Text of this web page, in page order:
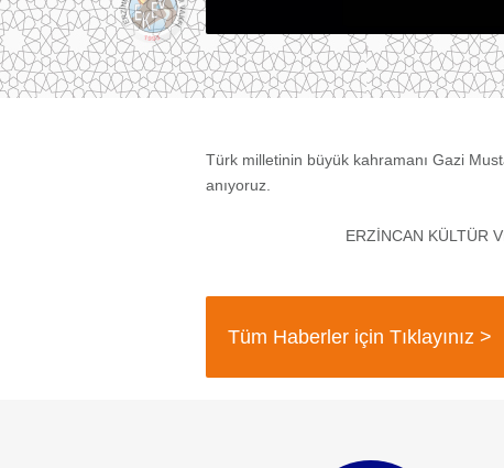
Türk milletinin büyük kahramanı Gazi
anıyoruz.
ERZİNCAN KÜLTÜR
Tüm Haberler için Tıklayınız >